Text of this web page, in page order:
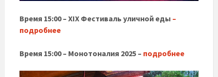
Время 15:00 – XIX Фестиваль уличной еды –
подробнее
Время 15:00 – Монотоналия 2025 – подробнее